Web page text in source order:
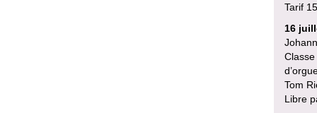
Tarif
16
Tom
Libre